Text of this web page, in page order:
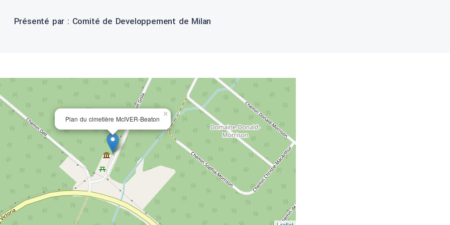
Présenté par : Comité de Developpement de Milan
Plan du cimetière McIVER-Beaton
×